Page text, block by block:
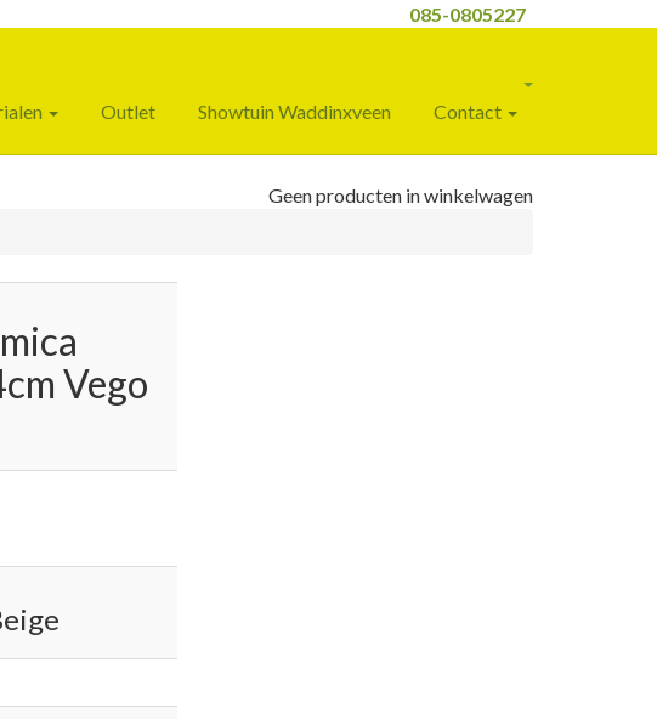
085-0805227
Outlet Showtuin Waddinxveen Contact
Geen producten in winkelwagen
Vego